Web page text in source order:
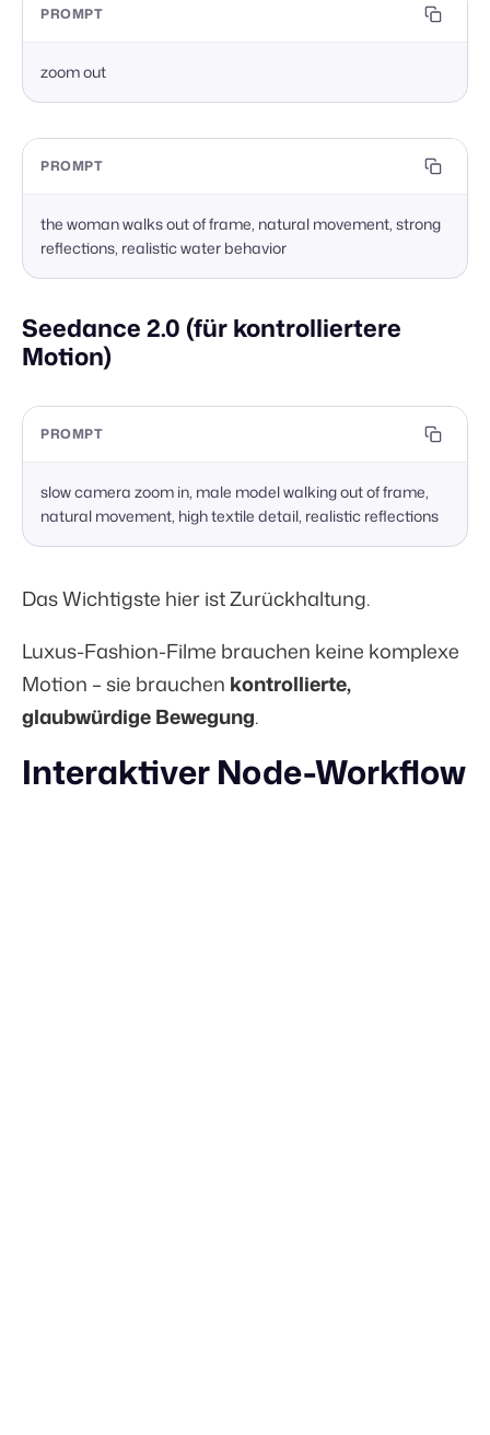
PROMPT
zoom out
PROMPT
the woman walks out of frame, natural movement, strong
reflections, realistic water behavior
Seedance 2.0 (für kontrolliertere
Motion)
PROMPT
slow camera zoom in, male model walking out of frame,
natural movement, high textile detail, realistic reflections
Das Wichtigste hier ist Zurückhaltung.
Luxus-Fashion-Filme brauchen keine komplexe
Motion – sie brauchen kontrollierte,
glaubwürdige Bewegung.
Interaktiver Node-Workflow